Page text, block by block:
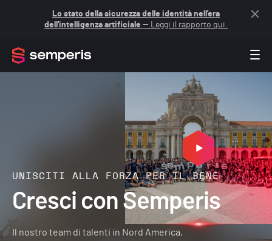
Lo stato della sicurezza delle identità nell'era
dell'intelligenza artificiale — Leggi il rapporto qui.
UNISCITI ALLA FORZA PER IL BENE
Cresci con Semperis
Il nostro team di talenti in Nord America,